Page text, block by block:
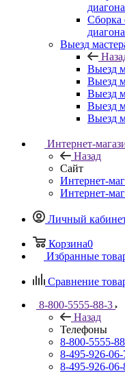
Сборка
Выезд
Выезд
Выезд
Выезд
Выезд
Выезд
Интернет-
Назад
Сайт
Интернет-
Интернет-
Личный
Корзина0
Избранные
Сравнение
8-800-5555-88-3
Назад
Телефоны
8-800-5555-
8-495-926-06-
8-495-926-06-